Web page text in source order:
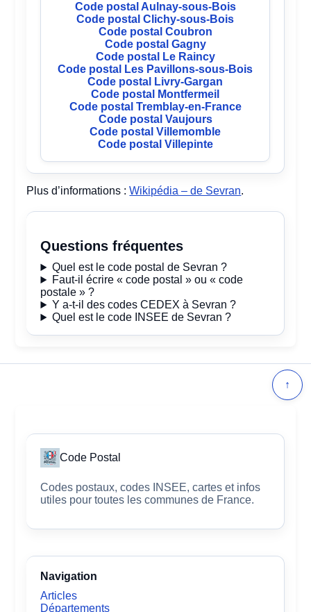
Code postal Aulnay-sous-Bois
Code postal Clichy-sous-Bois
Code postal Coubron
Code postal Gagny
Code postal Le Raincy
Code postal Les Pavillons-sous-Bois
Code postal Livry-Gargan
Code postal Montfermeil
Code postal Tremblay-en-France
Code postal Vaujours
Code postal Villemomble
Code postal Villepinte
Plus d’informations :Wikipédia – de Sevran.
Questions fréquentes
Quel est le code postal de Sevran ?
Faut-il écrire « code postal » ou « code
postale » ?
Y a-t-il des codes CEDEX à Sevran ?
Quel est le code INSEE de Sevran ?
↑
Code Postal
Codes postaux, codes INSEE, cartes et infos
utiles pour toutes les communes de France.
Navigation
Articles
Départements